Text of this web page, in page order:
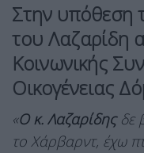
Στην υπόθεση
του Λαζαρίδη
Κοινωνικής
Οικογένειας
«Ο κ. Λαζαρίδηςδε
το Χάρβαρντ, έχω